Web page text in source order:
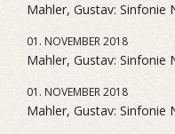
Mahler, Gustav: Sinfonie
01. NOVEMBER 2018
Mahler, Gustav: Sinfonie
01. NOVEMBER 2018
Mahler, Gustav: Sinfonie